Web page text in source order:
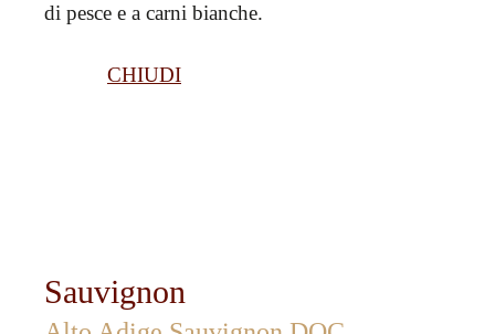
di pesce e a carni bianche.
CHIUDI
Sauvignon